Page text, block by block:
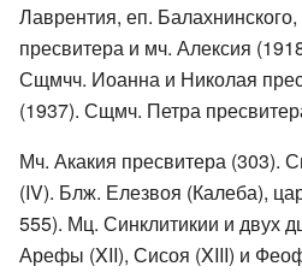
Лаврентия, еп.
пресвитера и мч. Алексия
Сщмчч. Иоанна и Николая
(1937). Сщмч. Петра
Мч. Акакия пресвитера (303).
(IV). Блж. Елезвоя (Калеба),
555). Мц. Синклитикии и двух
Арефы (XII), Сисоя (XIII) и